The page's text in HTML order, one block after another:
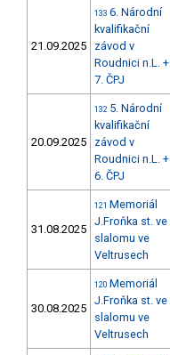
21.09.2025
133 6. Národní
kvalifikační
závod v
Roudnici n.L. +
7. ČPJ
20.09.2025
132 5. Národní
kvalifikační
závod v
Roudnici n.L. +
6. ČPJ
31.08.2025
121 Memoriál
J.Froňka st. ve
slalomu ve
Veltrusech
30.08.2025
120 Memoriál
J.Froňka st. ve
slalomu ve
Veltrusech